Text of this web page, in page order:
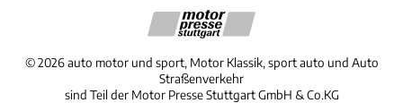
©2026 auto motor und sport, Motor Klassik, sport auto und Auto
Straßenverkehr
sind Teil der Motor Presse Stuttgart GmbH & Co.KG